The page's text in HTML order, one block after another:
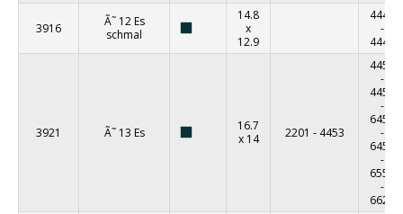
3916
Ã˜ 12 Es
schmal
14.8
x
12.9
4445
-
4446
3921 Ã˜ 13 Es
16.7
x 14
2201 - 4453
4450
-
4452
-
6451
-
6452
-
6550
-
6627